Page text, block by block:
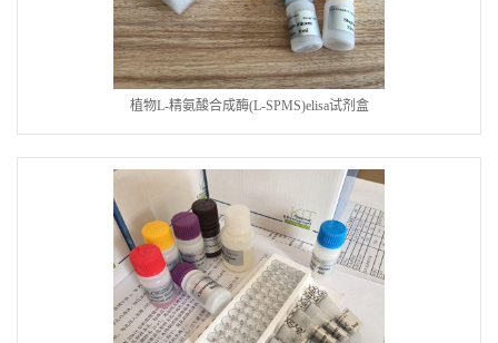
植物L-精氨酸合成酶(L-SPMS)elisa试剂盒